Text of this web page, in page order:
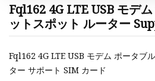
Fql162 4G LTE USB モデ
ットスポット ルーター
Fql162 4G LTE USB モデム ポータブ
ター サポート SIM カード